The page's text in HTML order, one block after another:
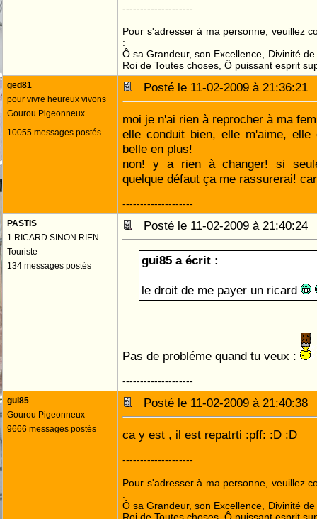
--------------------
Pour s'adresser à ma personne, veuillez
:
Ô sa Grandeur, son Excellence, Divinité
Roi de Toutes choses, Ô puissant esprit
ged81
pour vivre heureux vivons
Gourou Pigeonneux
10055 messages postés
Posté le 11-02-2009 à
moi je n'ai rien à reprocher à ma
elle conduit bien, elle m'aime,
belle en plus!
non! y a rien à changer! si
quelque défaut ça me rassurerai!
--------------------
PASTIS
1 RICARD SINON RIEN.
Touriste
134 messages postés
Posté le 11-02-2009 à
gui85 a écrit :
le droit de me payer un ricard
Pas de probléme quand tu veux :
--------------------
gui85
Gourou Pigeonneux
9666 messages postés
Posté le 11-02-2009 à
ca y est , il est repatrti :pff: :D :D
--------------------
Pour s'adresser à ma personne, veuillez
:
Ô sa Grandeur, son Excellence, Divinité